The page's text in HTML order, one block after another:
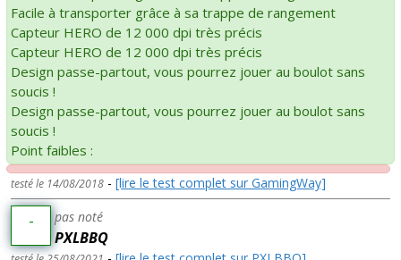
Facile à transporter grâce à sa trappe de rangement
Capteur HERO de 12 000 dpi très précis
Capteur HERO de 12 000 dpi très précis
Design passe-partout, vous pourrez jouer au boulot sans
soucis !
Design passe-partout, vous pourrez jouer au boulot sans
soucis !
Point faibles :
testé le 14/08/2018 - [lire le test complet sur GamingWay]
- pas noté
PXLBBQ